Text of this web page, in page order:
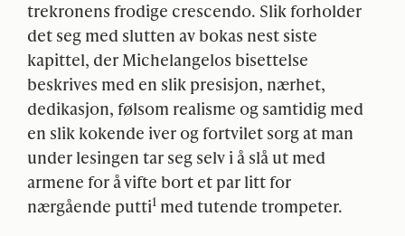
trekronens frodige crescendo. Slik forholder
det seg med slutten av bokas nest siste
kapittel, der Michelangelos bisettelse
beskrives med en slik presisjon, nærhet,
dedikasjon, følsom realisme og samtidig med
en slik kokende iver og fortvilet sorg at man
under lesingen tar seg selv i å slå ut med
armene for å vifte bort et par litt for
nærgående putti1 med tutende trompeter.